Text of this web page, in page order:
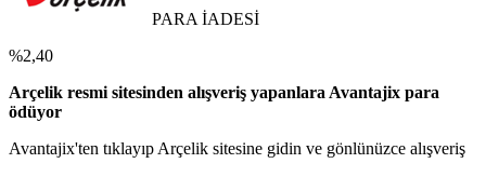
PARA İADESİ
%2,40
Arçelik resmi sitesinden alışveriş yapanlara Avantajix para
ödüyor
Avantajix'ten tıklayıp Arçelik sitesine gidin ve gönlünüzce alışveriş